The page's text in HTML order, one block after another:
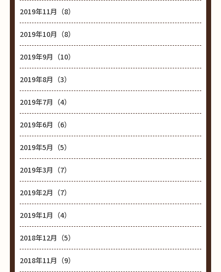
2019年11月（8）
2019年10月（8）
2019年9月（10）
2019年8月（3）
2019年7月（4）
2019年6月（6）
2019年5月（5）
2019年3月（7）
2019年2月（7）
2019年1月（4）
2018年12月（5）
2018年11月（9）